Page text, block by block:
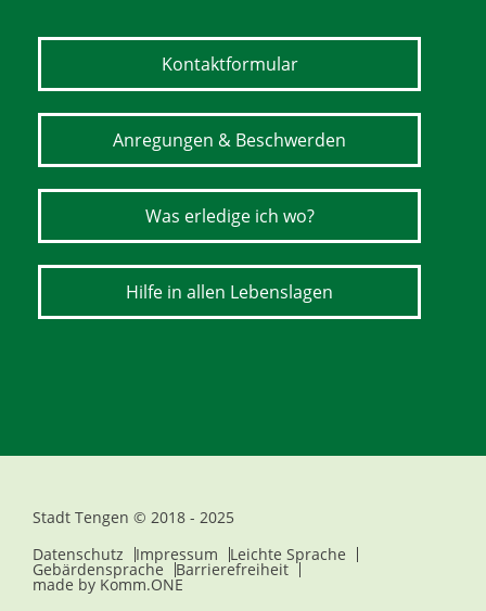
Kontaktformular
Anregungen & Beschwerden
Was erledige ich wo?
Hilfe in allen Lebenslagen
Stadt Tengen © 2018 - 2025
Datenschutz
Impressum Leichte Sprache
Gebärdensprache Barrierefreiheit
made by Komm.ONE